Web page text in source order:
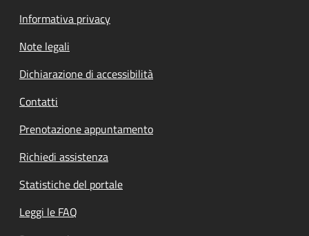
Informativa privacy
Note legali
Dichiarazione di accessibilità
Contatti
Prenotazione appuntamento
Richiedi assistenza
Statistiche del portale
Leggi le FAQ